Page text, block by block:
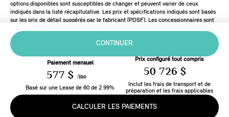
CONTINUER
Paiement mensuel
577 $ /mo
Basé sur une Lease de 60 de 2.99%
Prix configuré tout compris
50 726 $
Inclut les frais de transport et de
préparation et les frais applicables
CALCULER LES PAIEMENTS
options disponibles sont susceptibles de changer et peuvent varier de ceux
indiqués dans la liste récapitulative. Les prix et spécifications indiqués sont basés
sur les prix de détail suggérés par le fabricant (PDSF). Les concessionnaires sont